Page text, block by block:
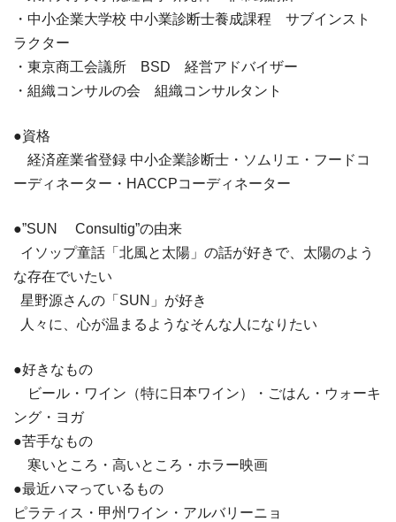
・中小企業大学校 中小業診断士養成課程 サブインスト
ラクター
・東京商工会議所 BSD 経営アドバイザー
・組織コンサルの会 組織コンサルタント
●資格
経済産業省登録 中小企業診断士・ソムリエ・フードコ
ーディネーター・HACCPコーディネーター
●”SUN Consultig”の由来
イソップ童話「北風と太陽」の話が好きで、太陽のよう
な存在でいたい
星野源さんの「SUN」が好き
人々に、心が温まるようなそんな人になりたい
●好きなもの
ビール・ワイン（特に日本ワイン）・ごはん・ウォーキ
ング・ヨガ
●苦手なもの
寒いところ・高いところ・ホラー映画
●最近ハマっているもの
ピラティス・甲州ワイン・アルバリーニョ